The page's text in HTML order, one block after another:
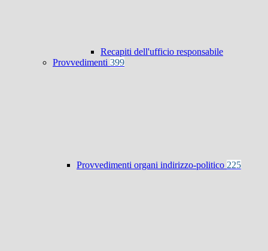
Recapiti dell'ufficio responsabile
Provvedimenti 399
Provvedimenti organi indirizzo-politico 225